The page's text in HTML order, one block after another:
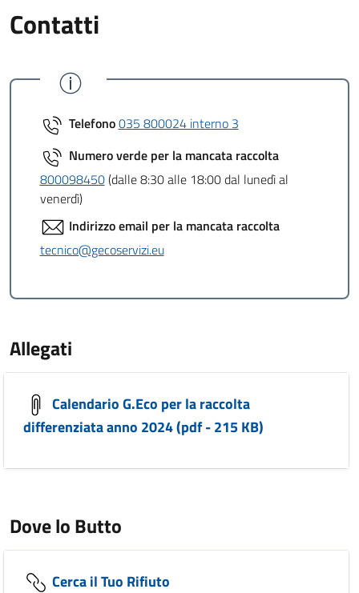
Contatti
Telefono035 800024 interno 3
Numero verde per la mancata raccolta
800098450(dalle 8:30 alle 18:00 dal lunedì al
venerdì)
Indirizzo email per la mancata raccolta
tecnico@gecoservizi.eu
Allegati
Calendario G.Eco per la raccolta
differenziata anno 2024 (pdf - 215 KB)
Dove lo Butto
Cerca il Tuo Rifiuto